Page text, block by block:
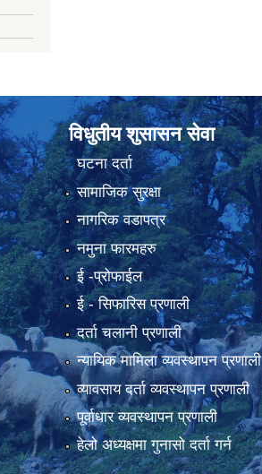
विधुतीय शुसासन सेवा
घटना दर्ता
सामाजिक सुरक्षा
नागरिक वडापत्र
नमुना फारमहरु
ई -प्रोफाईल
ई‍ - सिफारिस प्रणाली
दर्ता चलानी प्रणाली
न्यायिक मामिला व्यवस्थापन प्रणाली
व्यावसाय दर्ता व्यवस्थापन प्रणाली
पूर्वाधार व्यवस्थापन प्रणाली
हेलो अध्यक्षमा गुनासो दर्ता गर्न